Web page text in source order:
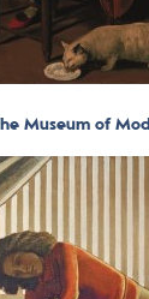
Museum of